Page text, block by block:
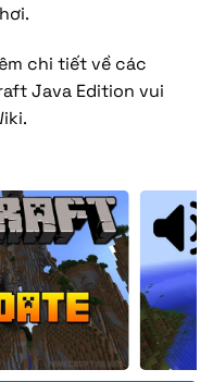
chi tiết về các
Java Edition vui